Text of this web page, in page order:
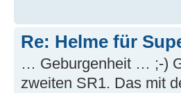
Re: Helme für
… Geburgenheit … ;-)
zweiten SR1. Das mit